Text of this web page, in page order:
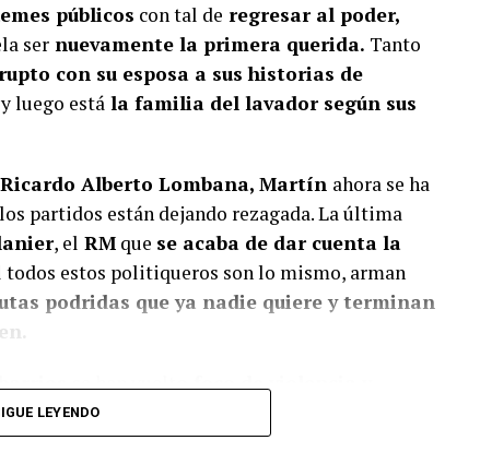
públicos con tal de regresar al poder,
ser nuevamente la primera querida. Tanto
con su esposa a sus historias de
luego está la familia del lavador según sus
Alberto Lombana, Martín ahora se ha
partidos están dejando rezagada. La última
, el RM que se acaba de dar cuenta la
estos politiqueros son lo mismo, arman
podridas que ya nadie quiere y terminan
se han vuelto foco de violencia y
en San Miguelito, Pelé Caballero,
permisos para eventos
LEYENDO